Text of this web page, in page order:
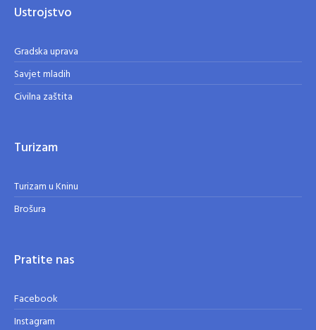
Ustrojstvo
Gradska uprava
Savjet mladih
Civilna zaštita
Turizam
Turizam u Kninu
Brošura
Pratite nas
Facebook
Instagram